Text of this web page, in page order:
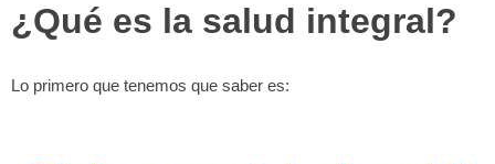
¿Qué es la salud integral?
Lo primero que tenemos que saber es: